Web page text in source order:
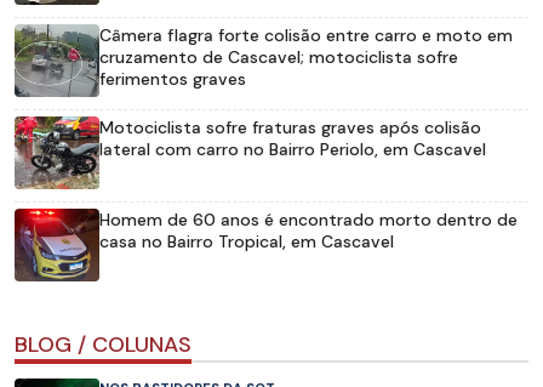
Câmera flagra forte colisão entre carro e moto em
cruzamento de Cascavel; motociclista sofre
ferimentos graves
Motociclista sofre fraturas graves após colisão
lateral com carro no Bairro Periolo, em Cascavel
Homem de 60 anos é encontrado morto dentro de
casa no Bairro Tropical, em Cascavel
BLOG / COLUNAS